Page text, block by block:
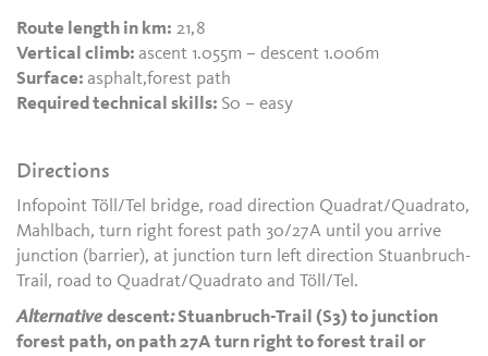
Route length in km: 21,8
Vertical climb:ascent 1.055m – descent 1.006m
Surface:asphalt,forest path
Required technical skills: S0 – easy
Directions
Infopoint Töll/Tel bridge, road direction Quadrat/Quadrato,
Mahlbach, turn right forest path 30/27A until you arrive
junction (barrier), at junction turn left direction Stuanbruch-
Trail, road to Quadrat/Quadrato and Töll/Tel.
Alternativedescent:Stuanbruch-Trail (S3) to junction
forest path, on path 27A turn right to forest trail or